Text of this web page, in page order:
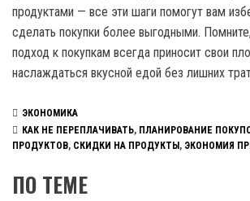
продуктами — все эти шаги помогут вам
сделать покупки более выгодными.
подход к покупкам всегда приносит свои
наслаждаться вкусной едой без лишних
ЭКОНОМИКА
КАК НЕ ПЕРЕПЛАЧИВАТЬ, ПЛАНИРОВАНИЕ
ПРОДУКТОВ, СКИДКИ НА ПРОДУКТЫ , ЭКОНОМИЯ
ПО ТЕМЕ